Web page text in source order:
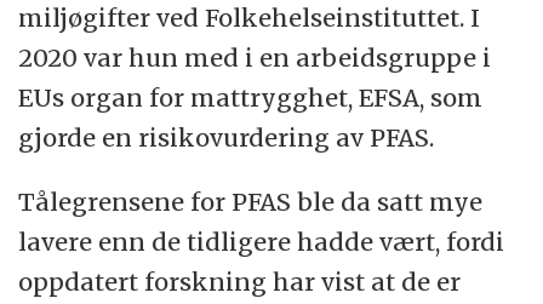
miljøgifter ved Folkehelseinstituttet. I
2020 var hun med i en arbeidsgruppe i
EUs organ for mattrygghet, EFSA, som
gjorde en risikovurdering av PFAS.
Tålegrensene for PFAS ble da satt mye
lavere enn de tidligere hadde vært, fordi
oppdatert forskning har vist at de er